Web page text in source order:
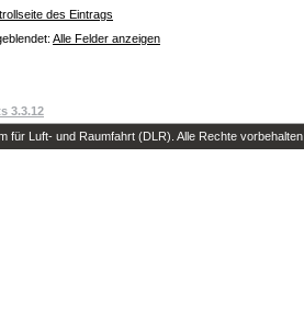
des Eintrags
Alle Felder anzeigen
3.3.12
Luft- und Raumfahrt (DLR). Alle Rechte vorbehalten.